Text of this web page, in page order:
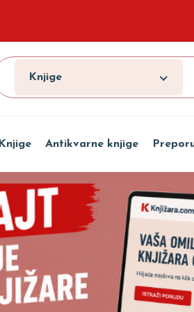
Knjige
Knjige Antikvarne knjige